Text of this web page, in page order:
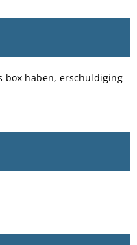
box haben, erschuldiging